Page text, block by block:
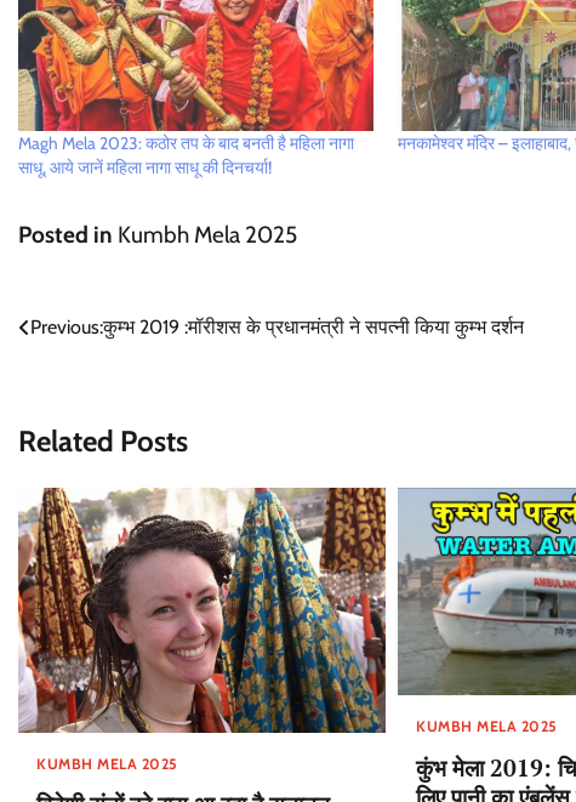
Magh Mela 2023: कठोर तप के बाद बनती है महिला नागा
साधू, आये जानें महिला नागा साधू की दिनचर्या!
मनकामेश्वर मंदिर –
Posted in Kumbh Mela 2025
Post
Previous:कुम्भ 2019 :मॉरीशस के प्रधानमंत्री ने सपत्नी किया कुम्भ दर्शन
Related Posts
KUMBH MELA 2025
KUMBH MELA 2025
कुंभ मेला 2019: